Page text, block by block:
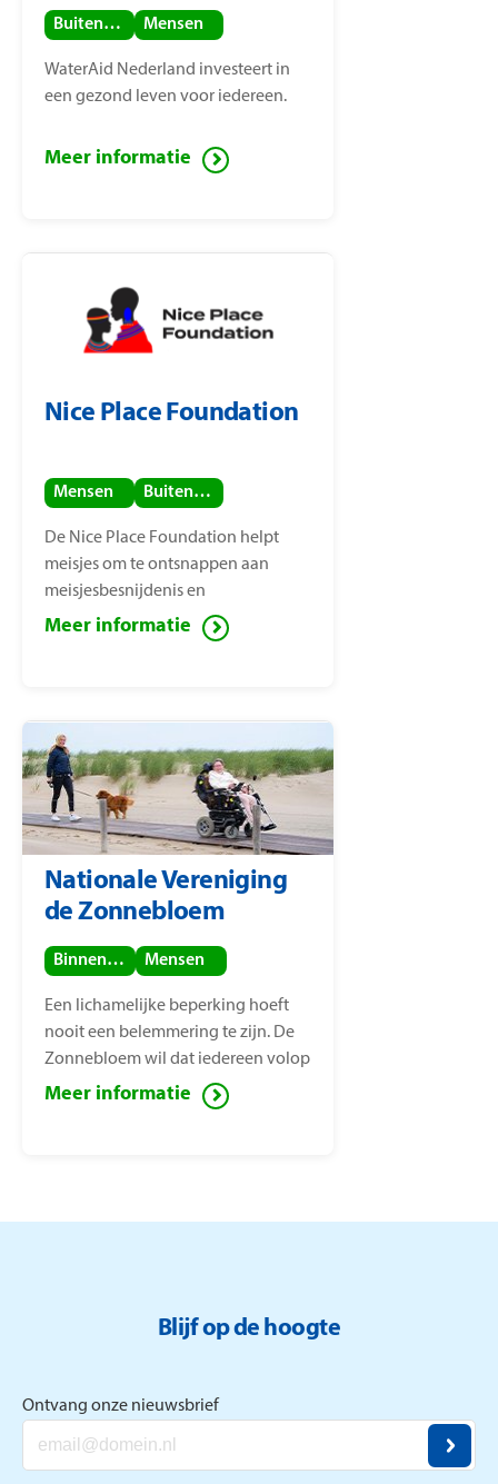
Buitenland Mensen
WaterAid Nederland investeert in
een gezond leven voor iedereen.
Meer informatie
Nice Place Foundation
Mensen Buitenland
De Nice Place Foundation helpt
meisjes om te ontsnappen aan
meisjesbesnijdenis en
kindhuwelijken. De stichting is
Meer informatie
Nationale Vereniging
de Zonnebloem
Binnenland Mensen
Een lichamelijke beperking hoeft
nooit een belemmering te zijn. De
Zonnebloem wil dat iedereen volop
van het leven kan genieten, ook
mensen met een lichamelijke
Meer informatie
Blijf op de hoogte
Ontvang onze nieuwsbrief